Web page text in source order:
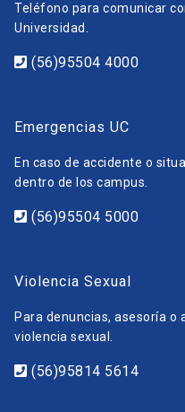
Teléfono para comunicar
Universidad.
(56)95504 4000
Emergencias UC
En caso de accidente o
dentro de los campus.
(56)95504 5000
Violencia Sexual
Para denuncias, asesoría o
violencia sexual.
(56)95814 5614